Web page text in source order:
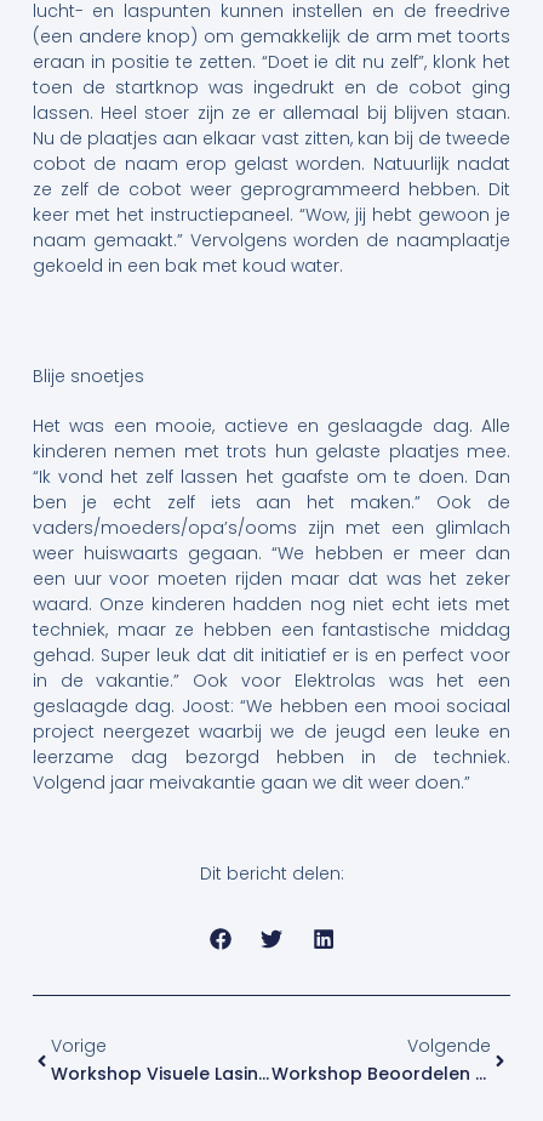
lucht- en laspunten kunnen instellen en de freedrive
(een andere knop) om gemakkelijk de arm met toorts
eraan in positie te zetten. “Doet ie dit nu zelf”, klonk het
toen de startknop was ingedrukt en de cobot ging
lassen. Heel stoer zijn ze er allemaal bij blijven staan.
Nu de plaatjes aan elkaar vast zitten, kan bij de tweede
cobot de naam erop gelast worden. Natuurlijk nadat
ze zelf de cobot weer geprogrammeerd hebben. Dit
keer met het instructiepaneel. “Wow, jij hebt gewoon je
naam gemaakt.” Vervolgens worden de naamplaatje
gekoeld in een bak met koud water.
Blije snoetjes
Het was een mooie, actieve en geslaagde dag. Alle
kinderen nemen met trots hun gelaste plaatjes mee.
“Ik vond het zelf lassen het gaafste om te doen. Dan
ben je echt zelf iets aan het maken.” Ook de
vaders/moeders/opa’s/ooms zijn met een glimlach
weer huiswaarts gegaan. “We hebben er meer dan
een uur voor moeten rijden maar dat was het zeker
waard. Onze kinderen hadden nog niet echt iets met
techniek, maar ze hebben een fantastische middag
gehad. Super leuk dat dit initiatief er is en perfect voor
in de vakantie.” Ook voor Elektrolas was het een
geslaagde dag. Joost: “We hebben een mooi sociaal
project neergezet waarbij we de jeugd een leuke en
leerzame dag bezorgd hebben in de techniek.
Volgend jaar meivakantie gaan we dit weer doen.”
Dit bericht delen:
Vorige
Workshop Visuele Lasinspectie
Volgende
Workshop Beoordelen Van Lasverbindingen Na Onderzoek